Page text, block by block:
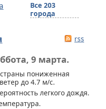
Все 203
города
rss
9 марта.
пониженная
до 4.7 м/с.
легкого дождя.